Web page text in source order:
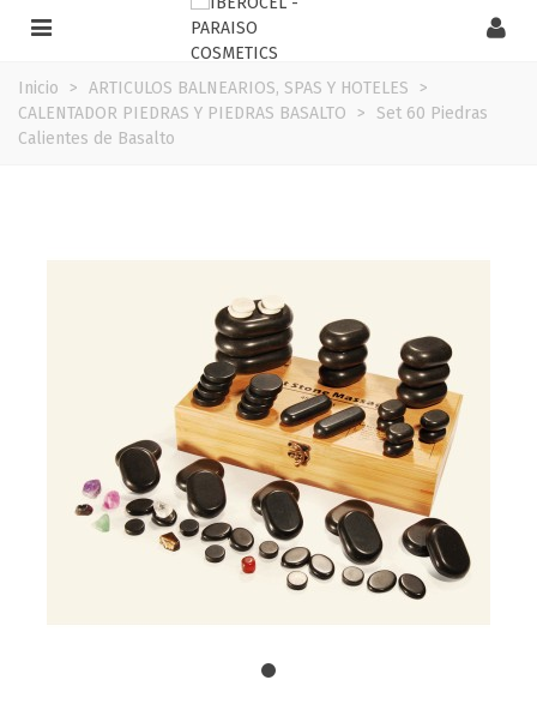
Inicio > ARTICULOS BALNEARIOS, SPAS Y HOTELES >
CALENTADOR PIEDRAS Y PIEDRAS BASALTO > Set 60 Piedras
Calientes de Basalto